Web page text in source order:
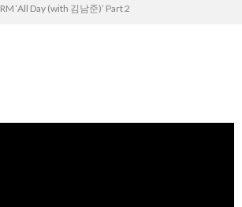
RM ‘All Day (with 김남준)’ Part 2